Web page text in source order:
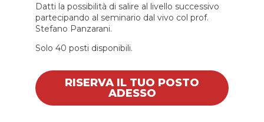
Datti la possibilità di salire al livello successivo
partecipando al seminario dal vivo col prof.
Stefano Panzarani.
Solo 40 posti disponibili.
RISERVA IL TUO POSTO
ADESSO